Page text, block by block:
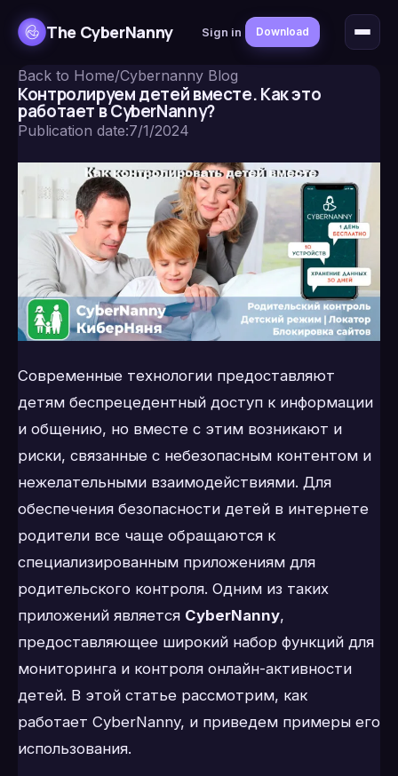
The CyberNanny Sign in Download
Back to Home/Cybernanny Blog
Контролируем детей вместе. Как это
работает в CyberNanny?
Publication date:7/1/2024
Современные технологии предоставляют
детям беспрецедентный доступ к информации
и общению, но вместе с этим возникают и
риски, связанные с небезопасным контентом и
нежелательными взаимодействиями. Для
обеспечения безопасности детей в интернете
родители все чаще обращаются к
специализированным приложениям для
родительского контроля. Одним из таких
приложений является CyberNanny,
предоставляющее широкий набор функций для
мониторинга и контроля онлайн-активности
детей. В этой статье рассмотрим, как
работает CyberNanny, и приведем примеры его
использования.